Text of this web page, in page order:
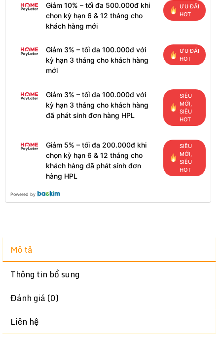
Giảm 10% – tối đa 500.000đ khi
chọn kỳ hạn 6 & 12 tháng cho
khách hàng mới
ƯU ĐÃI
HOT
Giảm 3% – tối đa 100.000đ với
kỳ hạn 3 tháng cho khách hàng
mới
ƯU ĐÃI
HOT
Giảm 3% – tối đa 100.000đ với
kỳ hạn 3 tháng cho khách hàng
đã phát sinh đơn hàng HPL
SIÊU
MỚI,
SIÊU
HOT
Giảm 5% – tối đa 200.000đ khi
chọn kỳ hạn 6 & 12 tháng cho
khách hàng đã phát sinh đơn
hàng HPL
SIÊU
MỚI,
SIÊU
HOT
Powered by
Mô tả
Thông tin bổ sung
Đánh giá (0)
Liên hệ